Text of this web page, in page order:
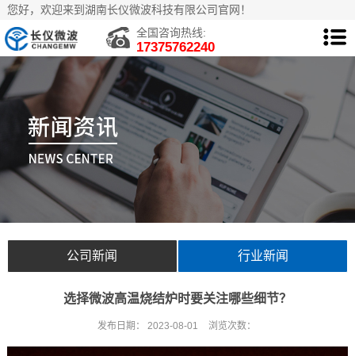
您好，欢迎来到湖南长仪微波科技有限公司官网！
全国咨询热线:
17375762240
公司新闻 行业新闻
选择微波高温烧结炉时要关注哪些细节？
发布日期： 2023-08-01 浏览次数：